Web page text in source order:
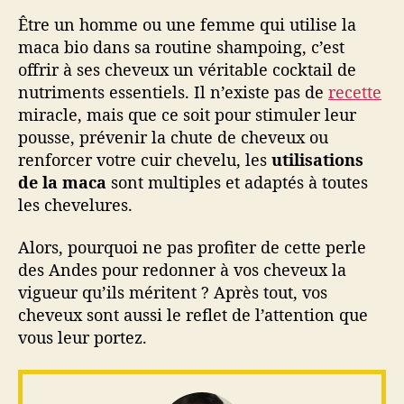
Être un homme ou une femme qui utilise la
maca bio dans sa routine shampoing, c’est
offrir à ses cheveux un véritable cocktail de
nutriments essentiels. Il n’existe pas de recette
miracle, mais que ce soit pour stimuler leur
pousse, prévenir la chute de cheveux ou
renforcer votre cuir chevelu, les utilisations
de la maca sont multiples et adaptés à toutes
les chevelures.
Alors, pourquoi ne pas profiter de cette perle
des Andes pour redonner à vos cheveux la
vigueur qu’ils méritent ? Après tout, vos
cheveux sont aussi le reflet de l’attention que
vous leur portez.